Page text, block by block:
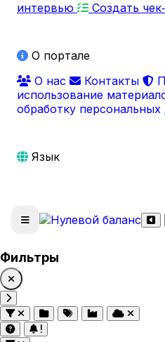
интервью
Создать
О портале
О нас
Контакты
использование
обработку
Язык
Фильтры